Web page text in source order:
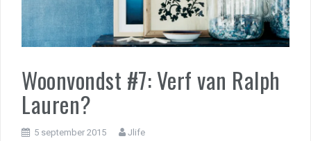
Woonvondst #7: Verf van Ralph
Lauren?
5 september 2015 Jlife